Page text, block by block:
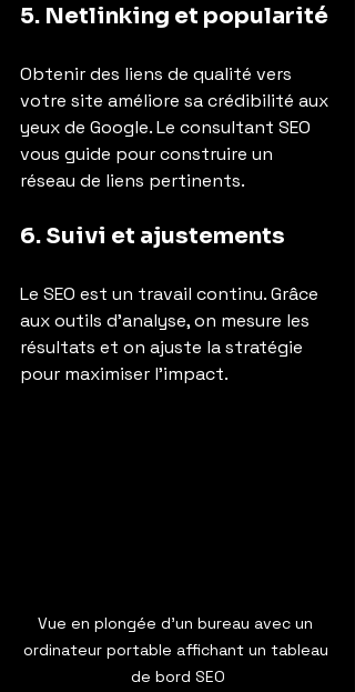
5. Netlinking et popularité
Obtenir des liens de qualité vers
votre site améliore sa crédibilité aux
yeux de Google. Le consultant SEO
vous guide pour construire un
réseau de liens pertinents.
6. Suivi et ajustements
Le SEO est un travail continu. Grâce
aux outils d’analyse, on mesure les
résultats et on ajuste la stratégie
pour maximiser l’impact.
Vue en plongée d’un bureau avec un
ordinateur portable affichant un tableau
de bord SEO